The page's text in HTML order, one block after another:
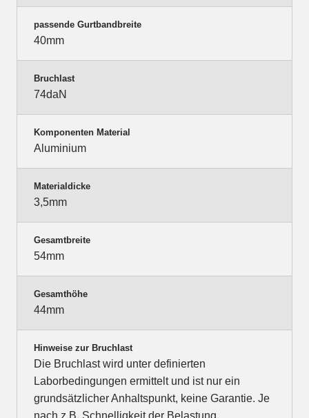
passende Gurtbandbreite
40mm
Bruchlast
74daN
Komponenten Material
Aluminium
Materialdicke
3,5mm
Gesamtbreite
54mm
Gesamthöhe
44mm
Hinweise zur Bruchlast
Die Bruchlast wird unter definierten
Laborbedingungen ermittelt und ist nur ein
grundsätzlicher Anhaltspunkt, keine Garantie. Je